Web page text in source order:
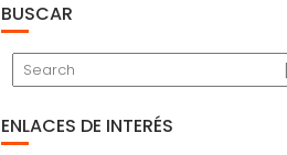
BUSCAR
ENLACES DE INTERÉS